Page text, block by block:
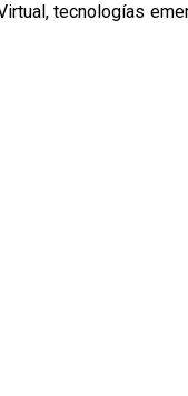
tecnologías